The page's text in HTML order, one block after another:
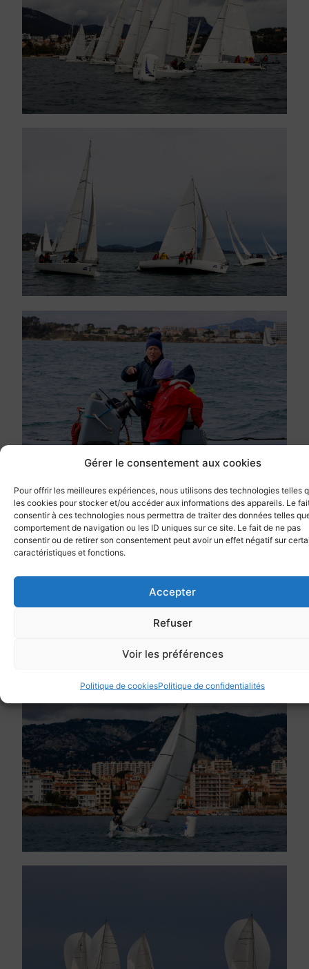
Gérer le consentement aux cookies
Pour offrir les meilleures expériences, nous utilisons des technologies telles
les cookies pour stocker et/ou accéder aux informations des appareils. Le
consentir à ces technologies nous permettra de traiter des données telles
comportement de navigation ou les ID uniques sur ce site. Le fait de ne pas
consentir ou de retirer son consentement peut avoir un effet négatif sur
caractéristiques et fonctions.
Accepter
Refuser
Voir les préférences
Politique de cookiesPolitique de confidentialités